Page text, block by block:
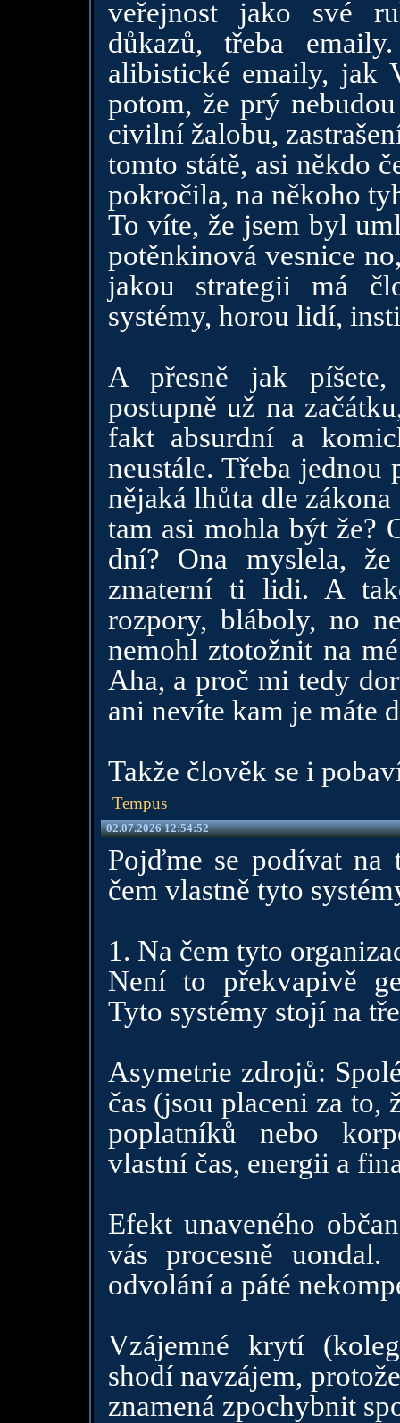
veřejnost jako své
důkazů, třeba
alibistické emaily, jak
potom, že prý
civilní žalobu,
tomto státě, asi někdo
pokročila, na někoho
To víte, že jsem byl
potěnkinová vesnice
jakou strategii má
systémy, horou lidí,
A přesně jak
postupně už na
fakt absurdní a
neustále. Třeba
nějaká lhůta dle
tam asi mohla být že?
dní? Ona myslela,
zmaterní ti lidi. A
rozpory, bláboly, no
nemohl ztotožnit na
Aha, a proč mi tedy
ani nevíte kam je máte
Takže člověk se i
Tempus
02.07.2026 12:54:52
Pojďme se podívat
čem vlastně tyto
1. Na čem tyto
Není to překvapivě
Tyto systémy stojí na
Asymetrie zdrojů:
čas (jsou placeni za to,
poplatníků nebo
vlastní čas, energii a
Efekt unaveného
vás procesně
odvolání a páté
Vzájemné krytí
shodí navzájem,
znamená zpochybnit